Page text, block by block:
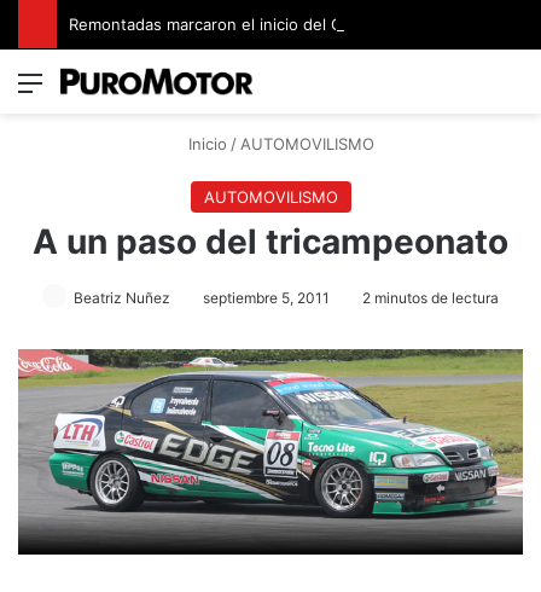
Menú
Inicio / AUTOMOVILISMO
AUTOMOVILISMO
A un paso del tricampeonato
Beatriz Nuñez septiembre 5, 2011 2 minutos de lectura